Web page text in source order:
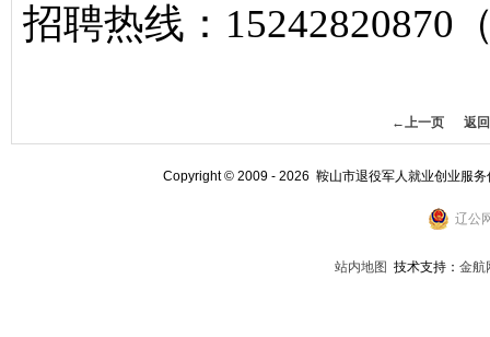
招聘热线：15242820870
←上一页 返
Copyright © 2009 - 2026 鞍山市退役军人就业创业服
辽公
站内地图 技术支持： 金航